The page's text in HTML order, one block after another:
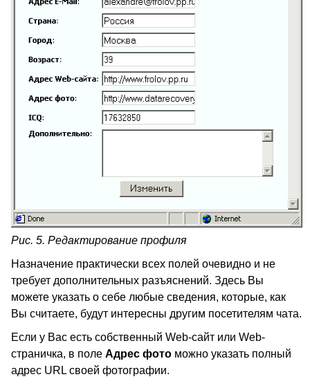
Рис. 5. Редактирование профиля
Назначение практически всех полей очевидно и не
требует дополнительных разъяснений. Здесь Вы
можете указать о себе любые сведения, которые, как
Вы считаете, будут интересны другим посетителям чата.
Если у Вас есть собственный Web-сайт или Web-
страничка, в поле Адрес фото можно указать полный
адрес URL своей фотографии.